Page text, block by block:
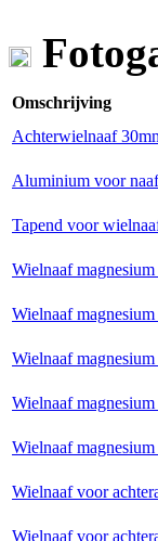
Omschrijving
Achterwielnaaf
Aluminium voor
Tapend voor
Wielnaaf
Wielnaaf
Wielnaaf
Wielnaaf
Wielnaaf
Wielnaaf voor
Wielnaaf voor